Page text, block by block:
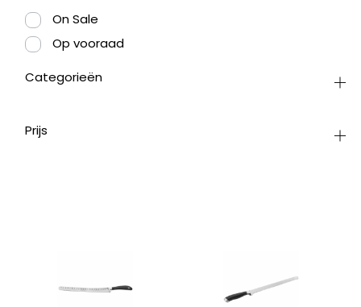
On Sale
Op vooraad
Categorieën
Prijs